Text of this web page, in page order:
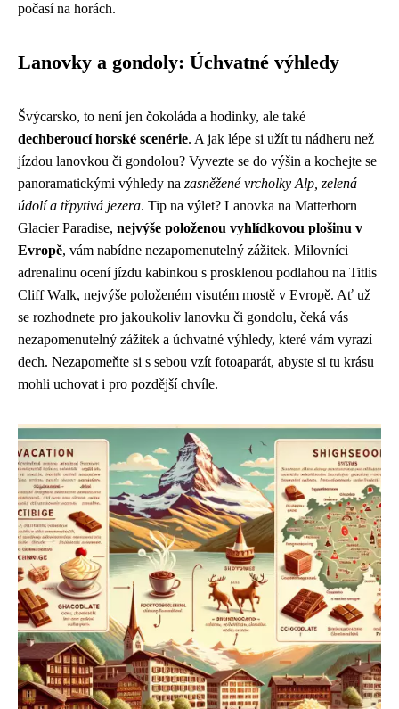
počasí na horách.
Lanovky a gondoly: Úchvatné výhledy
Švýcarsko, to není jen čokoláda a hodinky, ale také
dechberoucí horské scenérie. A jak lépe si užít tu nádheru než
jízdou lanovkou či gondolou? Vyvezte se do výšin a kochejte se
panoramatickými výhledy na zasněžené vrcholky Alp, zelená
údolí a třpytivá jezera. Tip na výlet? Lanovka na Matterhorn
Glacier Paradise, nejvýše položenou vyhlídkovou plošinu v
Evropě, vám nabídne nezapomenutelný zážitek. Milovníci
adrenalinu ocení jízdu kabinkou s prosklenou podlahou na Titlis
Cliff Walk, nejvýše položeném visutém mostě v Evropě. Ať už
se rozhodnete pro jakoukoliv lanovku či gondolu, čeká vás
nezapomenutelný zážitek a úchvatné výhledy, které vám vyrazí
dech. Nezapomeňte si s sebou vzít fotoaparát, abyste si tu krásu
mohli uchovat i pro pozdější chvíle.